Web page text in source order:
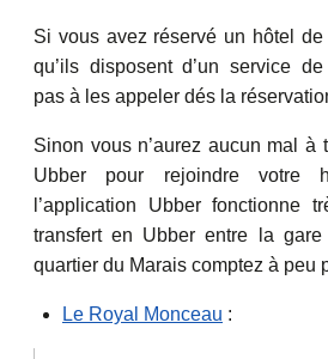
Si vous avez réservé un hôtel
qu’ils disposent d’un service de
pas à les appeler dés la
Sinon vous n’aurez aucun mal à
Ubber pour rejoindre votre
l’application Ubber fonctionne
transfert en Ubber entre la
quartier du Marais comptez à peu
Le Royal Monceau :